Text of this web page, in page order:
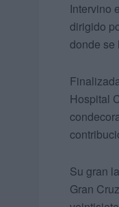
Intervino
dirigido
donde se
Hospital
Su gran
Gran